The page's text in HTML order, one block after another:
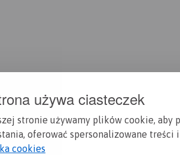
używa ciasteczek
stronie używamy plików cookie, aby
oferować spersonalizowane treści
cookies